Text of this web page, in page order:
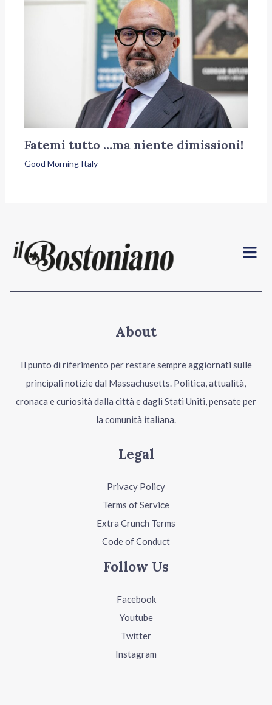
Fatemi tutto …ma niente dimissioni!
Good Morning Italy
Menu
About
Il punto di riferimento per restare sempre aggiornati sulle
principali notizie dal Massachusetts. Politica, attualità,
cronaca e curiosità dalla città e dagli Stati Uniti, pensate per
la comunità italiana.
Legal
Privacy Policy
Terms of Service
Extra Crunch Terms
Code of Conduct
Follow Us
Facebook
Youtube
Twitter
Instagram